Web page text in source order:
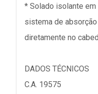
* Solado isolante
sistema de
diretamente no
DADOS TÉCNICOS
C.A. 19575